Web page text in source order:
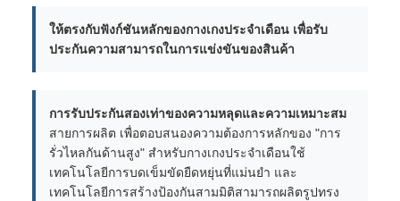
ให้ตรงกับฟังก์ชันหลักของกางเกงประจําเดือน เพื่อรับ
ประกันความสามารถในการแข่งขันของสินค้า
การรับประกันสองเท่าของความหลุดและความเหมาะสม
สายการผลิต เพื่อตอบสนองความต้องการหลักของ "การ
รั่วไหลกันด้านสูง" สําหรับกางเกงประจําเดือนใช้
เทคโนโลยีการบดเข็มขัดยืดหยุ่นที่แม่นยํา และ
เทคโนโลยีการสร้างป้องกันสามมิติสามารถผลิตรูปทรง